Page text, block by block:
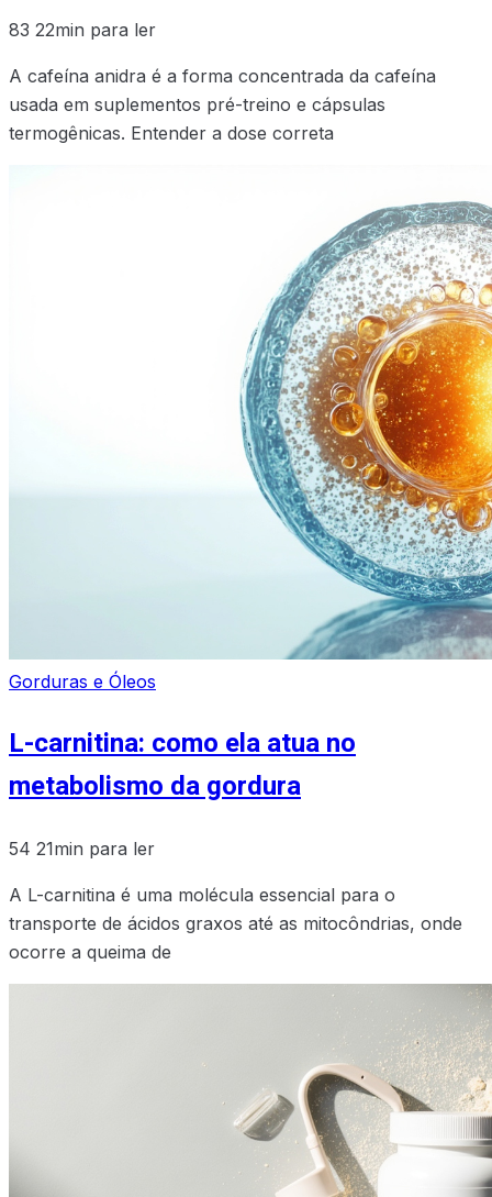
83 22min para ler
A cafeína anidra é a forma concentrada da cafeína
usada em suplementos pré-treino e cápsulas
termogênicas. Entender a dose correta
Gorduras e Óleos
L-carnitina: como ela atua no
metabolismo da gordura
54 21min para ler
A L-carnitina é uma molécula essencial para o
transporte de ácidos graxos até as mitocôndrias, onde
ocorre a queima de